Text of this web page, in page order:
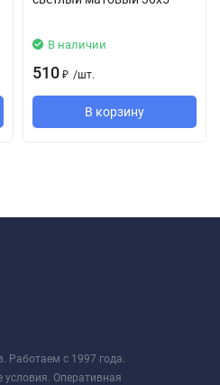
В наличии
510 ₽ /шт.
В корзину
Работаем с 1997 года.
Оперативная